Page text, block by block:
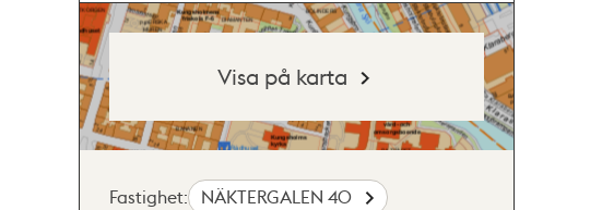
Visa på karta
Fastighet: NÄKTERGALEN 40